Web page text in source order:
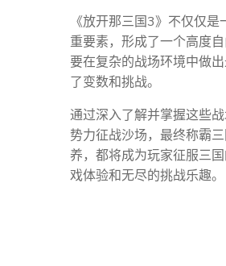
《放开那三国3》不仅仅
重要素，形成了一个高度
要在复杂的战场环境中做
了变数和挑战。
通过深入了解并掌握这些
势力征战沙场，最终称霸
养，都将成为玩家征服三
戏体验和无尽的挑战乐趣。